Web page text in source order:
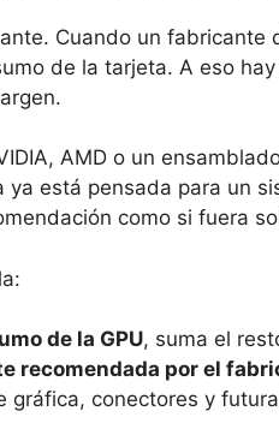
Cuando un fabricante
de la tarjeta. A eso
AMD o un
ya está pensada para un
como si fuera
de la GPU, suma el
recomendada por el
gráfica, conectores y